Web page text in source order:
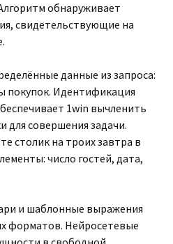
обнаруживает
свидетельствующие на
данные из запроса:
покупок. Идентификация
1win вычленить
для совершения задачи.
столик на троих завтра в
число гостей, дата,
и шаблонные выражения
форматов. Нейросетевые